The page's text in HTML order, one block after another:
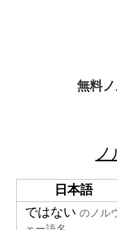
無料
日本語
ではない のノル